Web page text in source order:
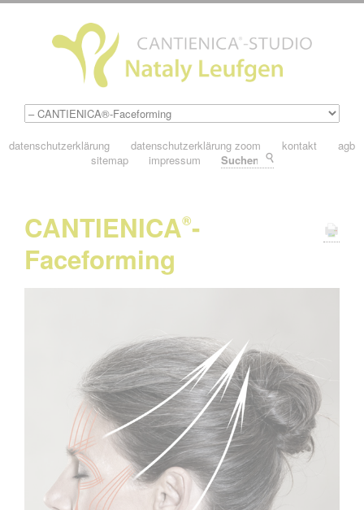
datenschutzerklärung datenschutzerklärung zoom kontakt
agb
sitemap
impressum
CANTIENICA®-
Faceforming